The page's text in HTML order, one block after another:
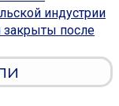
индустрии
закрыты после